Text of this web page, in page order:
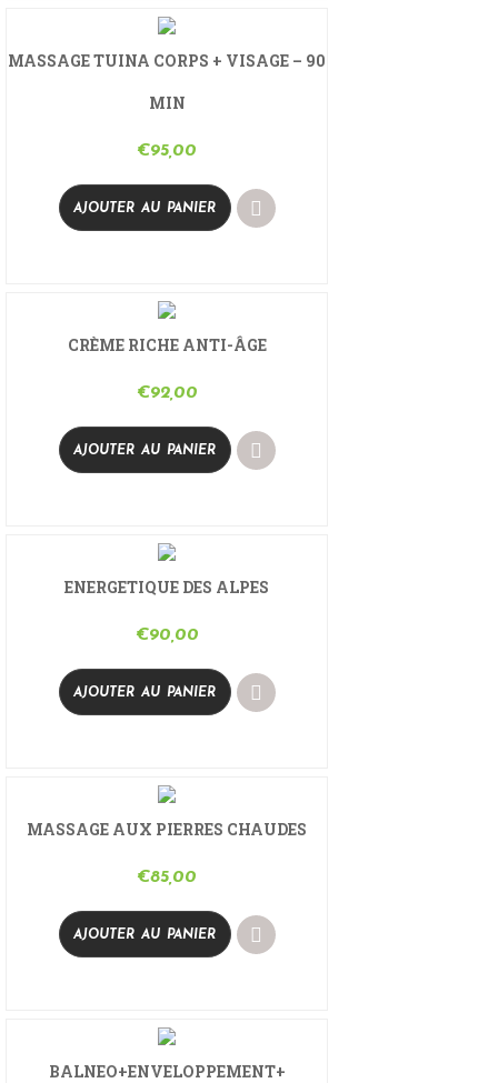
MASSAGE TUINA CORPS + VISAGE – 90
MIN
€95,00
AJOUTER AU PANIER
CRÈME RICHE ANTI-ÂGE
€92,00
AJOUTER AU PANIER
ENERGETIQUE DES ALPES
€90,00
AJOUTER AU PANIER
MASSAGE AUX PIERRES CHAUDES
€85,00
AJOUTER AU PANIER
BALNEO+ENVELOPPEMENT+